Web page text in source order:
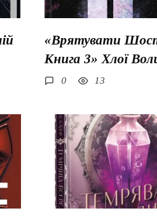
«Врятувати
Книга 3» Хлої
0 13